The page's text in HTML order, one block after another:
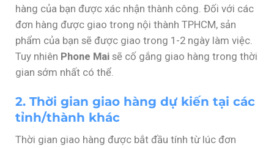
hàng của bạn được xác nhận thành công. Đối với các
đơn hàng được giao trong nội thành TPHCM, sản
phẩm của bạn sẽ được giao trong 1-2 ngày làm việc.
Tuy nhiên Phone Mai sẽ cố gắng giao hàng trong thời
gian sớm nhất có thể.
2. Thời gian giao hàng dự kiến tại các
tỉnh/thành khác
Thời gian giao hàng được bắt đầu tính từ lúc đơn